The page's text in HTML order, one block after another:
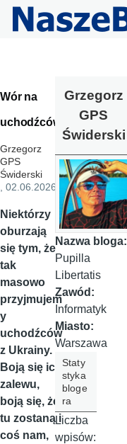
Przejdź do treści
Wór na
uchodźców
Grzegorz
GPS
Świderski
, 02.06.2026
Niektórzy
oburzają
się tym, że
tak
masowo
przyjmujem
y
uchodźców
z Ukrainy.
Boją się ich
zalewu,
boją się, że
tu zostaną i
coś nam,
Grzegorz
GPS
Świderski
Nazwa bloga:
Pupilla
Libertatis
Zawód:
Informatyk
Miasto:
Warszawa
Staty
styka
bloge
ra
Liczba
wpisów: